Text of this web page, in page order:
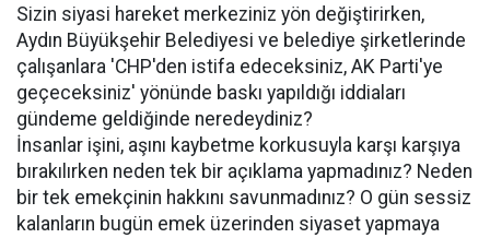
Sizin siyasi hareket merkeziniz yön değiştirirken,
Aydın Büyükşehir Belediyesi ve belediye şirketlerinde
çalışanlara 'CHP'den istifa edeceksiniz, AK Parti'ye
geçeceksiniz' yönünde baskı yapıldığı iddiaları
gündeme geldiğinde neredeydiniz?
İnsanlar işini, aşını kaybetme korkusuyla karşı karşıya
bırakılırken neden tek bir açıklama yapmadınız? Neden
bir tek emekçinin hakkını savunmadınız? O gün sessiz
kalanların bugün emek üzerinden siyaset yapmaya